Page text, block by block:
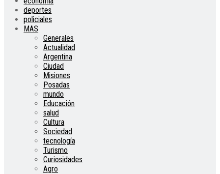
deportes
policiales
MAS
Generales
Actualidad
Argentina
Ciudad
Misiones
Posadas
mundo
Educación
salud
Cultura
Sociedad
tecnología
Turismo
Curiosidades
Agro